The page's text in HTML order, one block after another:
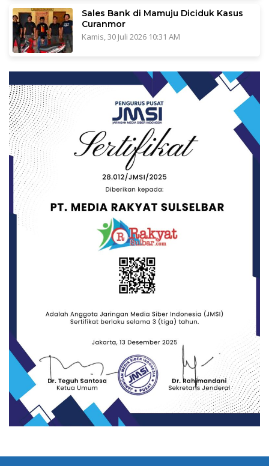
Sales Bank di Mamuju Diciduk Kasus
Curanmor
Kamis, 30 Juli 2026 10:31 AM